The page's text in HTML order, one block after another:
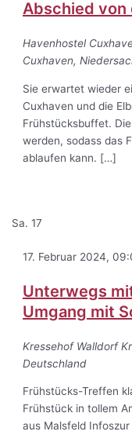
Abschied von
Havenhostel
Cuxhaven,
Sie erwartet wieder
Cuxhaven und die
Frühstücksbuffet.
werden, sodass das
ablaufen kann. […]
Sa.17
17. Februar 2024,
Unterwegs
Umgang mit
Kressehof Walldorf
Deutschland
Frühstücks-Treffen
Frühstück in tollem
aus Malsfeld